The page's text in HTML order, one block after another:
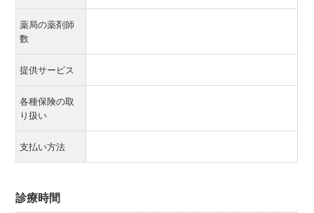
薬局の薬剤師
数
提供サービス
各種保険の取
り扱い
支払い方法
診療時間